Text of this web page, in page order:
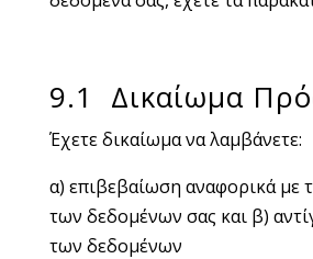
9.1 Δικαίωμα
Έχετε δικαίωμα να λαμβάνετε:
α) επιβεβαίωση αναφορικά με
των δεδομένων σας και β)
των δεδομένων